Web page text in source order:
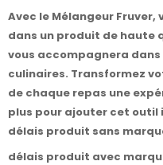
Avec le Mélangeur
dans un produit de haute
vous accompagnera
culinaires. Transformez
de chaque repas une
plus pour ajouter cet outil
délais produit sans
délais produit avec